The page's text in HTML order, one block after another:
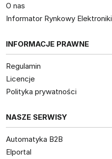
O nas
Informator Rynkowy Elektroniki
INFORMACJE PRAWNE
Regulamin
Licencje
Polityka prywatności
NASZE SERWISY
Automatyka B2B
Elportal